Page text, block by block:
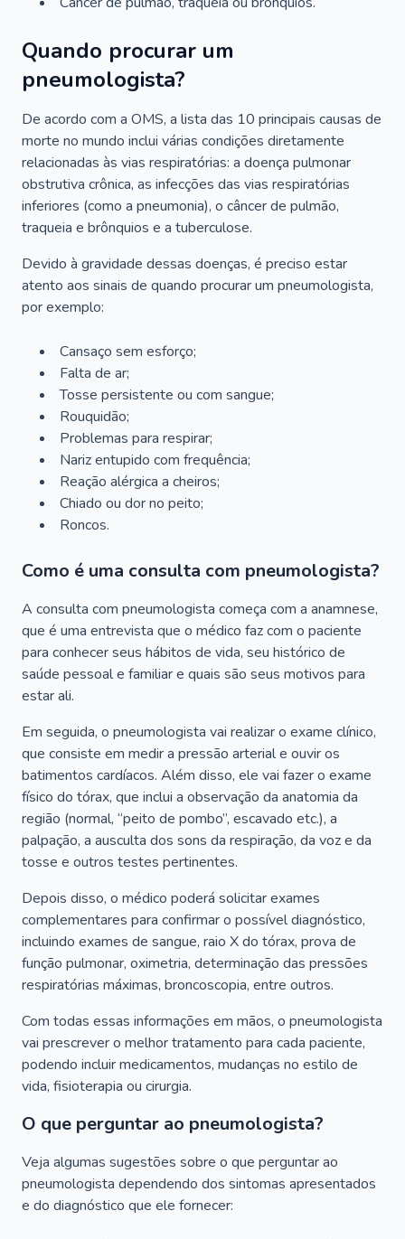
Quando procurar um
pneumologista?
De acordo com a OMS, a lista das 10 principais causas de
morte no mundo inclui várias condições diretamente
relacionadas às vias respiratórias: a doença pulmonar
obstrutiva crônica, as infecções das vias respiratórias
inferiores (como a pneumonia), o câncer de pulmão,
traqueia e brônquios e a tuberculose.
Devido à gravidade dessas doenças, é preciso estar
atento aos sinais de quando procurar um pneumologista,
por exemplo:
Cansaço sem esforço;
Falta de ar;
Tosse persistente ou com sangue;
Rouquidão;
Problemas para respirar;
Nariz entupido com frequência;
Reação alérgica a cheiros;
Chiado ou dor no peito;
Roncos.
Como é uma consulta com pneumologista?
A consulta com pneumologista começa com a anamnese,
que é uma entrevista que o médico faz com o paciente
para conhecer seus hábitos de vida, seu histórico de
saúde pessoal e familiar e quais são seus motivos para
estar ali.
Em seguida, o pneumologista vai realizar o exame clínico,
que consiste em medir a pressão arterial e ouvir os
batimentos cardíacos. Além disso, ele vai fazer o exame
físico do tórax, que inclui a observação da anatomia da
região (normal, “peito de pombo”, escavado etc.), a
palpação, a ausculta dos sons da respiração, da voz e da
tosse e outros testes pertinentes.
Depois disso, o médico poderá solicitar exames
complementares para confirmar o possível diagnóstico,
incluindo exames de sangue, raio X do tórax, prova de
função pulmonar, oximetria, determinação das pressões
respiratórias máximas, broncoscopia, entre outros.
Com todas essas informações em mãos, o pneumologista
vai prescrever o melhor tratamento para cada paciente,
podendo incluir medicamentos, mudanças no estilo de
vida, fisioterapia ou cirurgia.
O que perguntar ao pneumologista?
Veja algumas sugestões sobre o que perguntar ao
pneumologista dependendo dos sintomas apresentados
e do diagnóstico que ele fornecer: